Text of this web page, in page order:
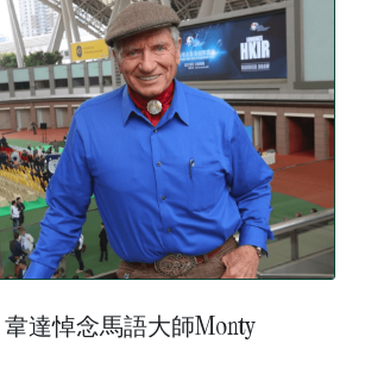
韋達悼念馬語大師Monty